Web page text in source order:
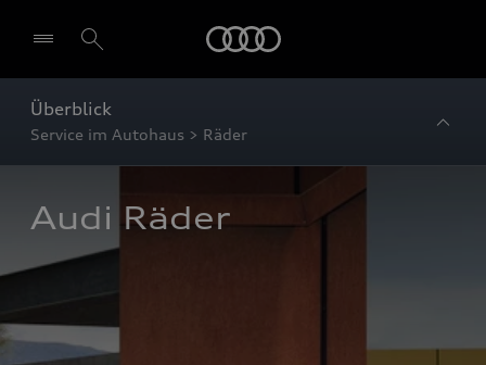
Überblick
Service im Autohaus > Räder
Audi Räder